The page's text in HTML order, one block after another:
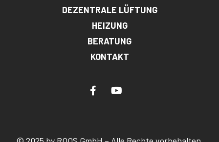
DEZENTRALE LÜFTUNG
HEIZUNG
BERATUNG
KONTAKT